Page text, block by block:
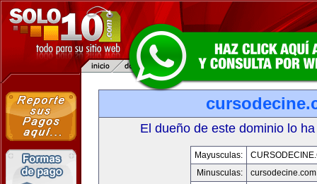
El dueño de este dominio lo
Mayusculas:
Minusculas:
cursodecine.com